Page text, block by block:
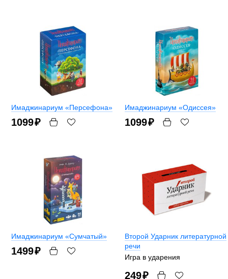
Имаджинариум «Персефона»
1099₽
Имаджинариум «Одиссея»
1099₽
Имаджинариум «Сумчатый»
1499₽
Второй Ударник литературной
речи
Игра в ударения
249₽